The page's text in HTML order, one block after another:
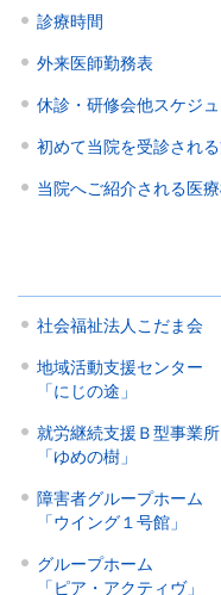
診療時間
外来医師勤務表
休診・研修会他スケジ
初めて当院を受診され
当院へご紹介される医
社会福祉法人こだま会
地域活動支援センター
「にじの途」
就労継続支援Ｂ型事業所
「ゆめの樹」
障害者グループホーム
「ウイング１号館」
グループホーム
「ピア・アクティヴ」